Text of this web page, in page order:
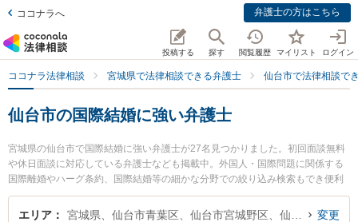
ココナラへ 弁護士の方はこちら
投稿する 探す 閲覧履歴 マイリスト ログイン
ココナラ法律相談 宮城県で法律相談できる弁護士 仙台市で法律相談で
仙台市の国際結婚に強い弁護士
宮城県の仙台市で国際結婚に強い弁護士が27名見つかりました。初回面談無料
や休日面談に対応している弁護士なども掲載中。外国人・国際問題に関係する
国際離婚やハーグ条約、国際結婚等の細かな分野での絞り込み検索もでき便利
です。特に仙台青葉ゆかり法律事務所の前田 啓吾弁護士や弁護士法人法律事務
所せんだいの田中 航弁護士、弁護士法人リーガルプロフェッションの今野 百合
エリア 変更